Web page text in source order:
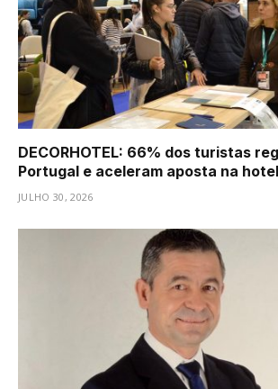
DECORHOTEL: 66% dos turistas
Portugal e aceleram aposta na
JULHO 30, 2026